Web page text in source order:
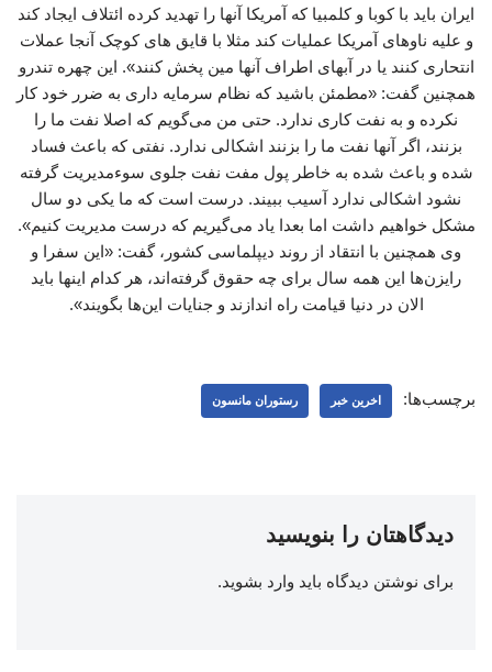
ایران باید با کوبا و کلمبیا که آمریکا آنها را تهدید کرده ائتلاف ایجاد کند
و علیه ناوهای آمریکا عملیات کند مثلا با قایق های کوچک آنجا عملات
انتحاری کنند یا در آبهای اطراف آنها مین پخش کنند». این چهره تندرو
همچنین گفت: «مطمئن باشید که نظام سرمایه داری به ضرر خود کار
نکرده و به نفت کاری ندارد. حتی من می‌گویم که اصلا نفت ما را
بزنند، اگر آنها نفت ما را بزنند اشکالی ندارد. نفتی که باعث فساد
شده و باعث شده به خاطر پول مفت نفت جلوی سوءمدیریت گرفته
نشود اشکالی ندارد آسیب ببیند. درست است که ما یکی دو سال
مشکل خواهیم داشت اما بعدا یاد می‌گیریم که درست مدیریت کنیم».
وی همچنین با انتقاد از روند دیپلماسی کشور، گفت: «این سفرا و
رایزن‌ها این همه سال برای چه حقوق گرفته‌اند، هر کدام اینها باید
الان در دنیا قیامت راه اندازند و جنایات این‌ها بگویند».
برچسب‌ها: اخرین خبر رستوران مانسون
دیدگاهتان را بنویسید
برای نوشتن دیدگاه باید وارد بشوید.